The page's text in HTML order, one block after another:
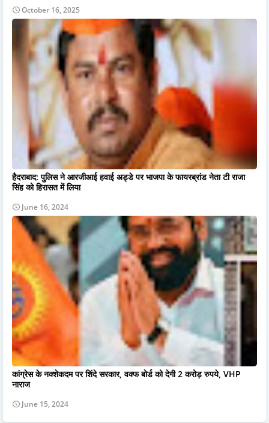
October 16, 2025
हैदराबाद: पुलिस ने आरजीआई हवाई अड्डे पर भाजपा के फायरब्रांड नेता टी राजा
सिंह को हिरासत में लिया
June 16, 2024
कांग्रेस के नक्शेकदम पर शिंदे सरकार, वक्फ बोर्ड को देगी 2 करोड़ रुपये, VHP
नाराज
June 15, 2024